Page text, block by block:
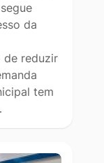
da
de reduzir
tem